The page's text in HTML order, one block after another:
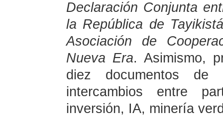
Declaración Conjunta
la República de
Asociación de
Nueva Era. Asimismo,
diez documentos de
intercambios entre
inversión, IA, minería